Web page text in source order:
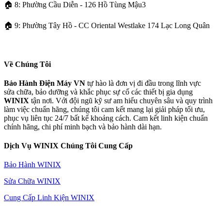
🏠 8: Phường Cầu Diễn - 126 Hồ Tùng Mậu3
🏠 9: Phường Tây Hồ - CC Oriental Westlake 174 Lạc Long Quân
Về Chúng Tôi
Bảo Hành Điện Máy VN tự hào là đơn vị đi đầu trong lĩnh vực
sửa chữa, bảo dưỡng và khắc phục sự cố các thiết bị gia dụng
WINIX tận nơi. Với đội ngũ kỹ sư am hiểu chuyên sâu và quy trình
làm việc chuẩn hãng, chúng tôi cam kết mang lại giải pháp tối ưu,
phục vụ liên tục 24/7 bất kể khoảng cách. Cam kết linh kiện chuẩn
chính hãng, chi phí minh bạch và bảo hành dài hạn.
Dịch Vụ WINIX Chúng Tôi Cung Cấp
Bảo Hành WINIX
Sửa Chữa WINIX
Cung Cấp Linh Kiện WINIX